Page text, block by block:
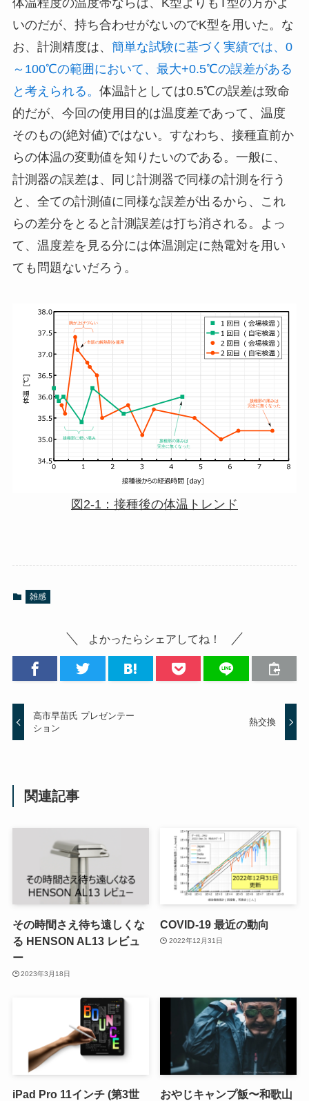
体温程度の温度帯ならば、K型よりもT型の方がよ
いのだが、持ち合わせがないのでK型を用いた。な
お、計測精度は、 簡単な試験に基づく実績では、0
～100℃の範囲において、最大+0.5℃の誤差がある
と考えられる。 体温計としては0.5℃の誤差は致命
的だが、今回の使用目的は温度差であって、温度
そのもの(絶対値)ではない。すなわち、接種直前か
らの体温の変動値を知りたいのである。一般に、
計測器の誤差は、同じ計測器で同様の計測を行う
と、全ての計測値に同様な誤差が出るから、これ
らの差分をとると計測誤差は打ち消される。よっ
て、温度差を見る分には体温測定に熱電対を用い
ても問題ないだろう。
図2-1：接種後の体温トレンド
雑感
よかったらシェアしてね！
高市早苗氏 プレゼンテー
ション
熱交換
関連記事
その時間さえ待ち遠しくな
る HENSON AL13 レビュ
ー
2023年3月18日
COVID-19 最近の動向
2022年12月31日
iPad Pro 11インチ (第3世
おやじキャンプ飯〜和歌山